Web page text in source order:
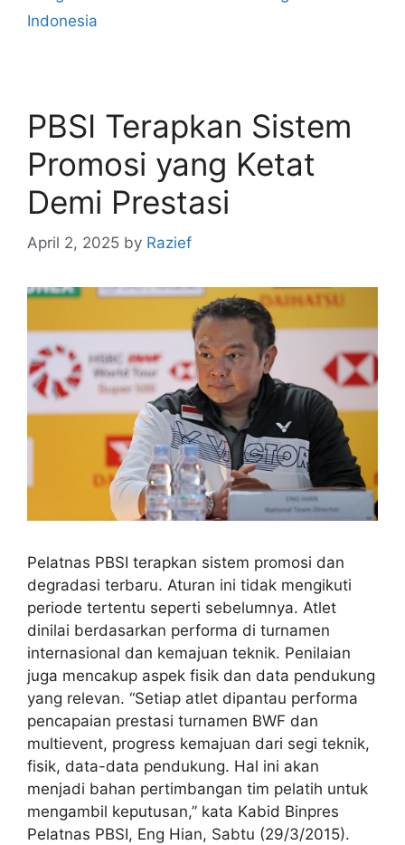
Indonesia
PBSI Terapkan Sistem
Promosi yang Ketat
Demi Prestasi
April 2, 2025 by Razief
Pelatnas PBSI terapkan sistem promosi dan
degradasi terbaru. Aturan ini tidak mengikuti
periode tertentu seperti sebelumnya. Atlet
dinilai berdasarkan performa di turnamen
internasional dan kemajuan teknik. Penilaian
juga mencakup aspek fisik dan data pendukung
yang relevan. “Setiap atlet dipantau performa
pencapaian prestasi turnamen BWF dan
multievent, progress kemajuan dari segi teknik,
fisik, data-data pendukung. Hal ini akan
menjadi bahan pertimbangan tim pelatih untuk
mengambil keputusan,” kata Kabid Binpres
Pelatnas PBSI, Eng Hian, Sabtu (29/3/2015).